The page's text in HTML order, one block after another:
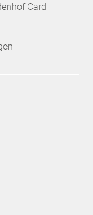
Card